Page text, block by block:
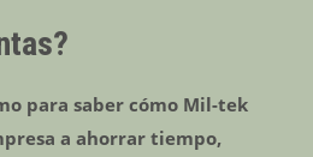
para saber cómo Mil-tek
a ahorrar tiempo,